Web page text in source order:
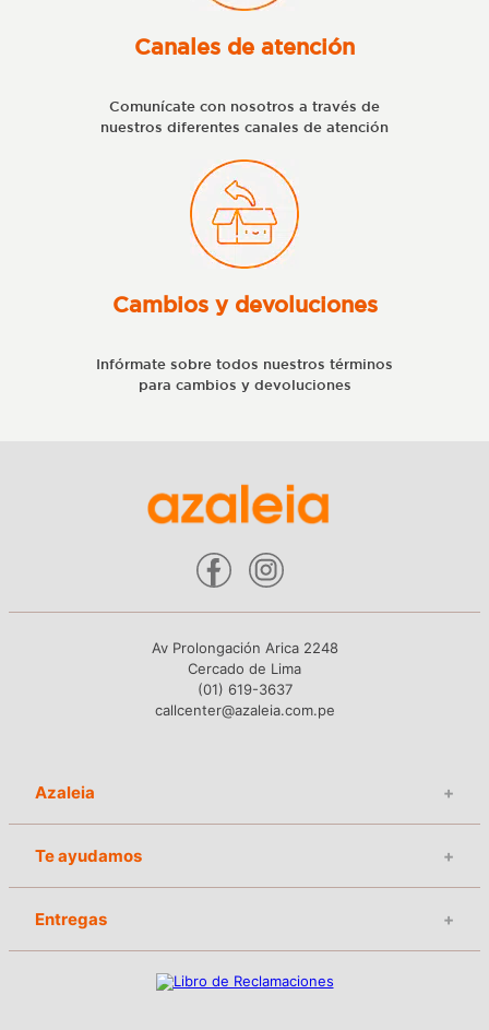
Canales de atención
Comunícate con nosotros a través de
nuestros diferentes canales de atención
Cambios y devoluciones
Infórmate sobre todos nuestros términos
para cambios y devoluciones
Av Prolongación Arica 2248
Cercado de Lima
(01) 619-3637
callcenter@azaleia.com.pe
Azaleia +
Te ayudamos +
Entregas +